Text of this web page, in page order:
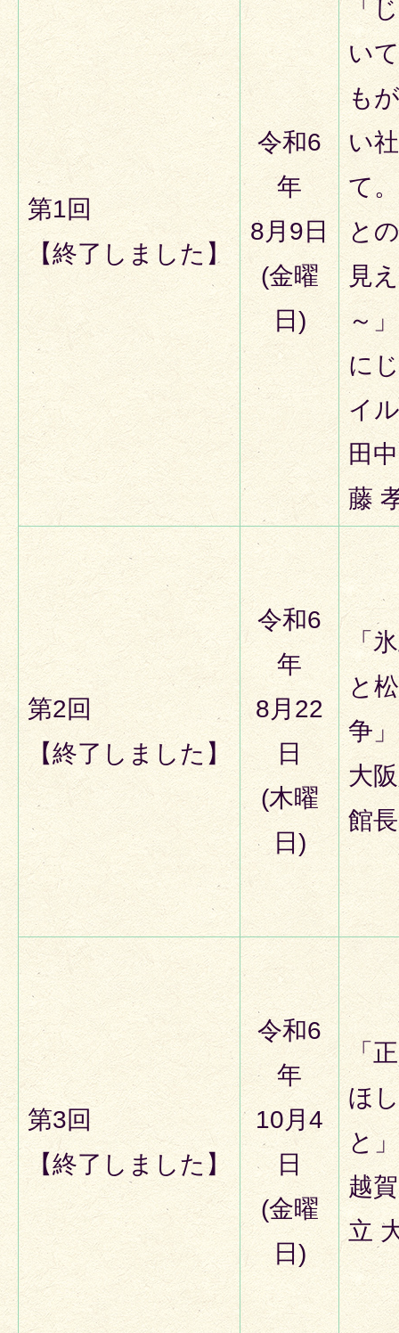
第1回
【終了しました】
令和6
年
8月9日
(金曜
日)
「
い
も
い
て
と
見
～」
に
イ
田
藤
第2回
【終了しました】
令和6
年
8月22
日
(木曜
日)
「
と
争」
大
館
第3回
【終了しました】
令和6
年
10月4
日
(金曜
日)
「
ほ
と」
越
立